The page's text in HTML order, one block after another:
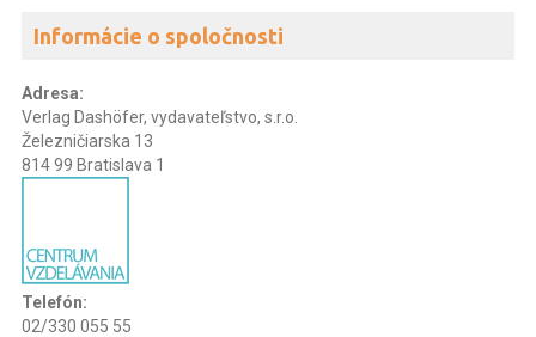
Informácie o spoločnosti
Adresa:
Verlag Dashöfer, vydavateľstvo, s.r.o.
Železničiarska 13
814 99 Bratislava 1
Telefón:
02/330 055 55